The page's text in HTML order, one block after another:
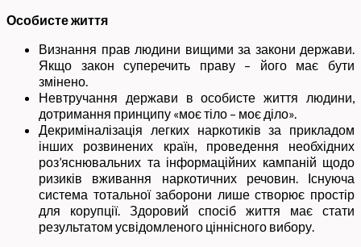
Особисте життя
Визнання прав людини вищими за закони держави.
Якщо закон суперечить праву – його має бути
змінено.
Невтручання держави в особисте життя людини,
дотримання принципу «моє тіло – моє діло».
Декриміналізація легких наркотиків за прикладом
інших розвинених країн, проведення необхідних
роз’яснювальних та інформаційних кампаній щодо
ризиків вживання наркотичних речовин. Існуюча
система тотальної заборони лише створює простір
для корупції. Здоровий спосіб життя має стати
результатом усвідомленого ціннісного вибору.